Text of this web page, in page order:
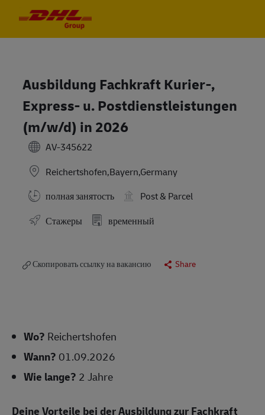
Ausbildung Fachkraft Kurier-,
Express- u. Postdienstleistungen
(m/w/d) in 2026
AV-345622
Reichertshofen,Bayern,Germany
полная занятость
Post & Parcel
Стажеры
временный
Скопировать ссылку на вакансию Share
Wo? Reichertshofen
Wann? 01.09.2026
Wie lange? 2 Jahre
Deine Vorteile bei der Ausbildung zur Fachkraft